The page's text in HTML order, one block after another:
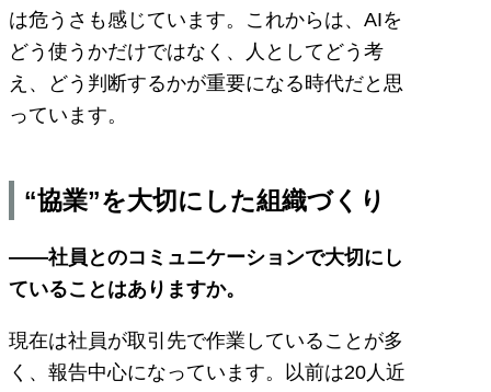
は危うさも感じています。これからは、AIを
どう使うかだけではなく、人としてどう考
え、どう判断するかが重要になる時代だと思
っています。
“協業”を大切にした組織づくり
――社員とのコミュニケーションで大切にし
ていることはありますか。
現在は社員が取引先で作業していることが多
く、報告中心になっています。以前は20人近